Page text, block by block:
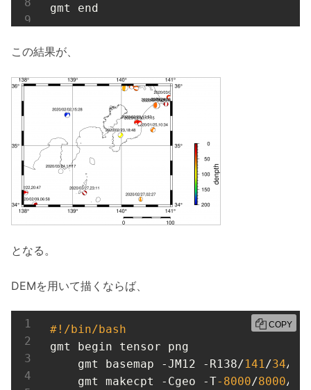
gmt end
この結果が、
となる。
DEMを用いて描くならば、
#!/bin/bash
gmt begin tensor png
    gmt basemap -JM12 -R138/
141/34/
    gmt makecpt -Cgeo -T
-8000/8000/
COPY